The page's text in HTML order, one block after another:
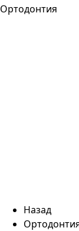
Ортодонтия
Назад